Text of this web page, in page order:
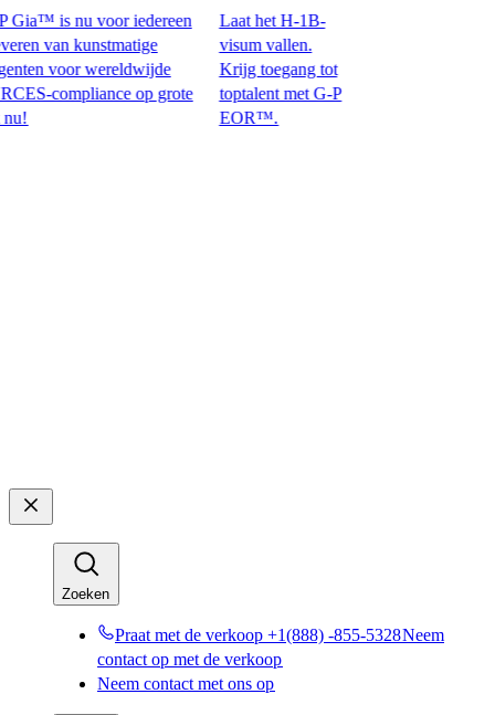
is nu voor iedereen
van kunstmatige
voor wereldwijde
compliance op grote
Laat het H-1B-
visum vallen.
Krijg toegang tot
toptalent met G-P
EOR™.​​
Zoeken​​
Praat met de verkoop +1(888) -855-5328​​Neem
contact op met de verkoop​​
Neem contact met ons op​​